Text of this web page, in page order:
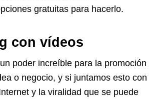
gratuitas para hacerlo.
con vídeos
poder increíble para la promoción
o negocio, y si juntamos esto con
y la viralidad que se puede